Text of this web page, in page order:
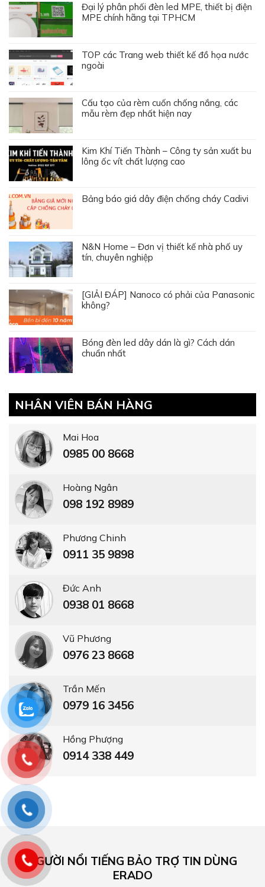
Đại lý phân phối đèn led MPE, thiết bị điện
MPE chính hãng tại TPHCM
TOP các Trang web thiết kế đồ họa nước
ngoài
Cấu tạo của rèm cuốn chống nắng, các
mẫu rèm đẹp nhất hiện nay
Kim Khí Tiến Thành – Công ty sản xuất bu
lông ốc vít chất lượng cao
Bảng báo giá dây điện chống cháy Cadivi
N&N Home – Đơn vị thiết kế nhà phố uy
tín, chuyên nghiệp
[GIẢI ĐÁP] Nanoco có phải của Panasonic
không?
Bóng đèn led dây dán là gì? Cách dán
chuẩn nhất
NHÂN VIÊN BÁN HÀNG
Mai Hoa
0985 00 8668
Hoàng Ngân
098 192 8989
Phương Chinh
0911 35 9898
Đức Anh
0938 01 8668
Vũ Phương
0976 23 8668
Trần Mến
0979 16 3456
Hồng Phượng
0914 338 449
NGƯỜI NỔI TIẾNG BẢO TRỢ TIN DÙNG
ERADO